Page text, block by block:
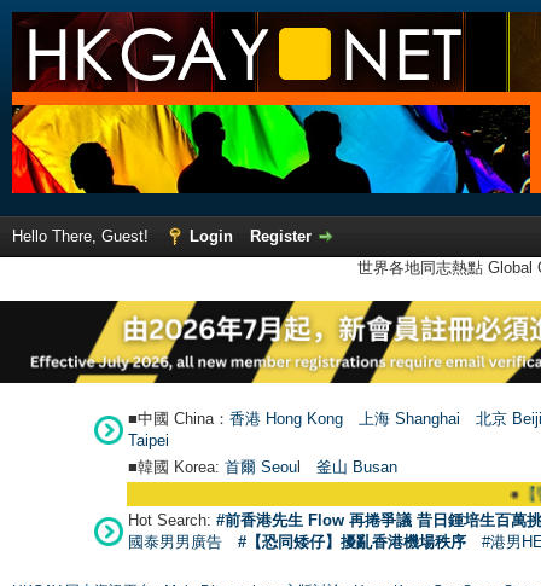
Hello There, Guest! Login
Register
世界各地同志熱點
■中國 China： 香港 Hong Kong 上海 Shanghai
北京
Taipei
■韓國 Korea: 首爾 Seoul 釜山 Busan
【號外
Hot Search: #前香港先生 Flow 再捲爭議 昔日鍾培生百萬
國泰男男廣告
#【恐同矮仔】擾亂香港機場秩序 #港男